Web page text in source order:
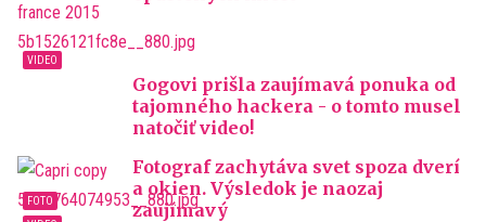
Gogovi prišla zaujímavá ponuka od
tajomného hackera - o tomto musel
natočiť video!
Fotograf zachytáva svet spoza dverí
a okien. Výsledok je naozaj
zaujímavý